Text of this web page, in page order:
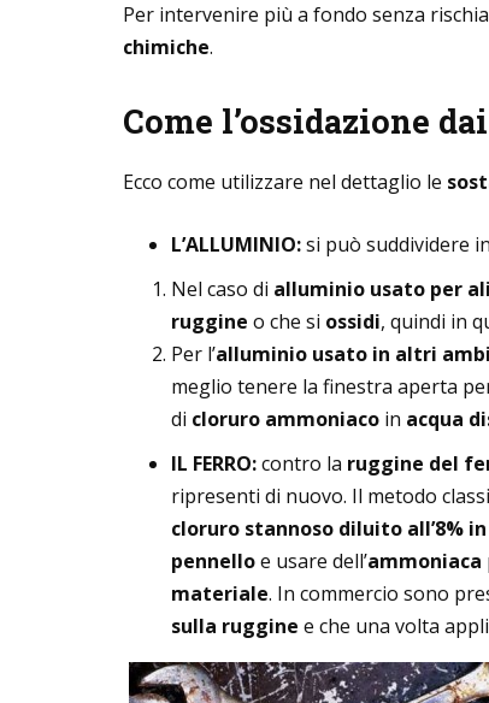
Per intervenire più a fondo senza
chimiche.
Come l’ossidazione
Ecco come utilizzare nel dettaglio le
L’ALLUMINIO:si può suddividere
Nel caso di alluminio usato per
ruggine o che si ossidi, quindi in
Per l’alluminio usato in altri
meglio tenere la finestra aperta
di cloruro ammoniaco in acqua
IL FERRO:contro la ruggine del
ripresenti di nuovo. Il metodo
cloruro stannoso diluito all’8%
pennelloe usare dell’ammoniaca
materiale. In commercio sono
sulla ruggine e che una volta